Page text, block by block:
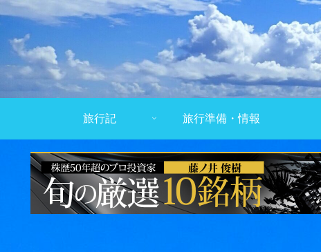
旅行記 旅行準備・情報